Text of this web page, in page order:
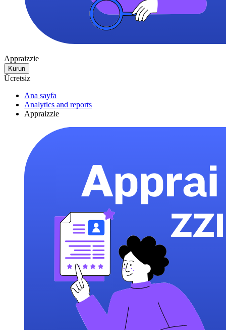
Appraizzie
Kurun
Ücretsiz
Ana sayfa
Analytics and reports
Appraizzie